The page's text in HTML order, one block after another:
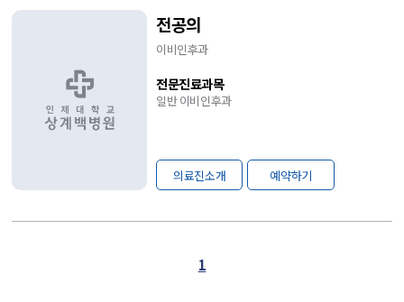
전공의
이비인후과
전문진료과목
일반 이비인후과
의료진소개 예약하기
1